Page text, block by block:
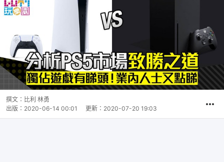
撰文： 比利 林勇
出版： 2020-06-14 00:01 更新： 2020-07-20 19:03